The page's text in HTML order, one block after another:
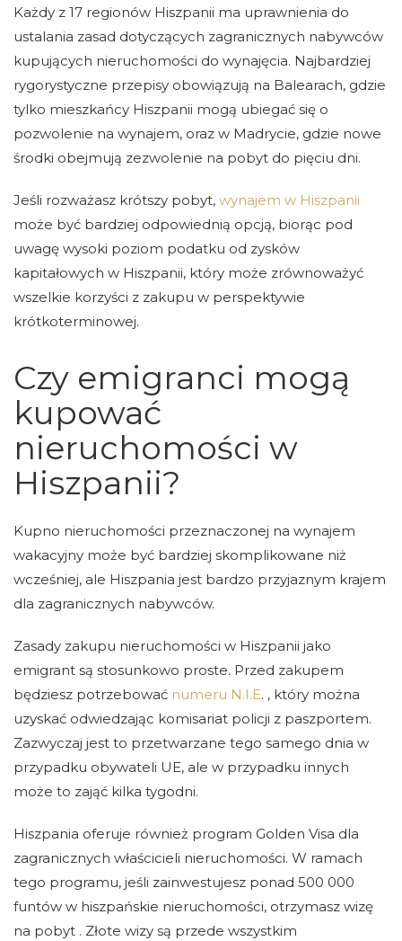
Każdy z 17 regionów Hiszpanii ma uprawnienia do
ustalania zasad dotyczących zagranicznych nabywców
kupujących nieruchomości do wynajęcia. Najbardziej
rygorystyczne przepisy obowiązują na Balearach, gdzie
tylko mieszkańcy Hiszpanii mogą ubiegać się o
pozwolenie na wynajem, oraz w Madrycie, gdzie nowe
środki obejmują zezwolenie na pobyt do pięciu dni.
Jeśli rozważasz krótszy pobyt, wynajem w Hiszpanii
może być bardziej odpowiednią opcją, biorąc pod
uwagę wysoki poziom podatku od zysków
kapitałowych w Hiszpanii, który może zrównoważyć
wszelkie korzyści z zakupu w perspektywie
krótkoterminowej.
Czy emigranci mogą
kupować
nieruchomości w
Hiszpanii?
Kupno nieruchomości przeznaczonej na wynajem
wakacyjny może być bardziej skomplikowane niż
wcześniej, ale Hiszpania jest bardzo przyjaznym krajem
dla zagranicznych nabywców.
Zasady zakupu nieruchomości w Hiszpanii jako
emigrant są stosunkowo proste. Przed zakupem
będziesz potrzebować numeru N.I.E. , który można
uzyskać odwiedzając komisariat policji z paszportem.
Zazwyczaj jest to przetwarzane tego samego dnia w
przypadku obywateli UE, ale w przypadku innych
może to zająć kilka tygodni.
Hiszpania oferuje również program Golden Visa dla
zagranicznych właścicieli nieruchomości. W ramach
tego programu, jeśli zainwestujesz ponad 500 000
funtów w hiszpańskie nieruchomości, otrzymasz wizę
na pobyt . Złote wizy są przede wszystkim